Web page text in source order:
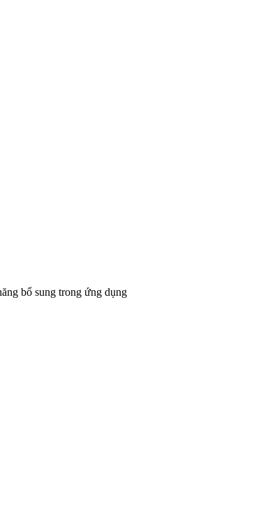
bổ sung trong ứng dụng